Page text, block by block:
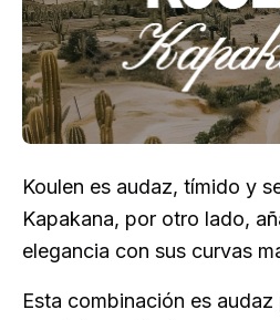
Koulen es audaz, tímido y
Kapakana, por otro lado,
elegancia con sus curvas
Esta combinación es